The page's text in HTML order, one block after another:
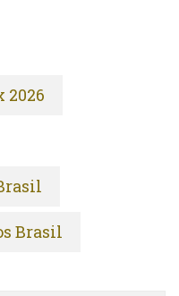
2026
Brasil